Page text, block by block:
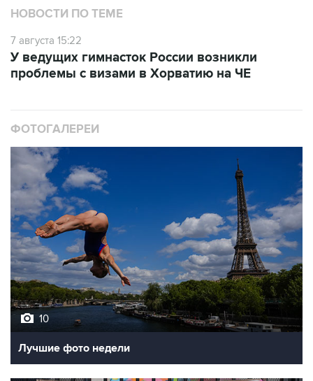
НОВОСТИ ПО ТЕМЕ
7 августа 15:22
У ведущих гимнасток России возникли
проблемы с визами в Хорватию на ЧЕ
ФОТОГАЛЕРЕИ
10
Лучшие фото недели